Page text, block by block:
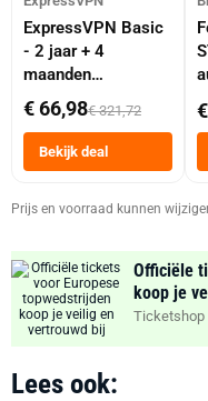
ExpressVPN Basic
- 2 jaar + 4
maanden
abonnement
€ 66,98€ 321,72
Bekijk deal
Prijs en voorraad kunnen
Officiële
koop je
Ticketshop
Lees ook: